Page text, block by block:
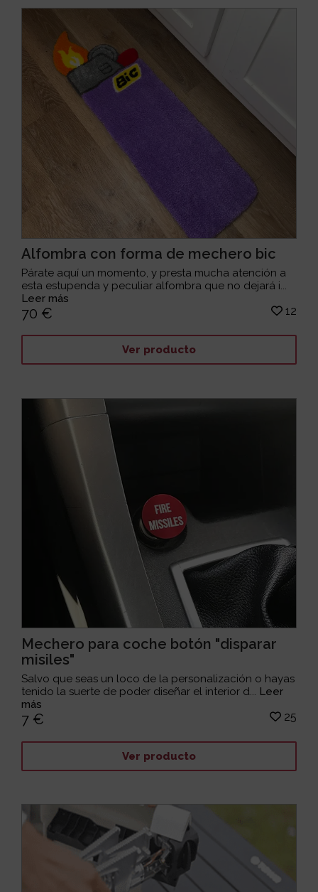
Alfombra con forma de mechero bic
Párate aquí un momento, y presta mucha atención a
esta estupenda y peculiar alfombra que no dejará i...
Leer más
70 € 12
Ver producto
Mechero para coche botón "disparar
misiles"
Salvo que seas un loco de la personalización o hayas
tenido la suerte de poder diseñar el interior d... Leer
más
7 € 25
Ver producto